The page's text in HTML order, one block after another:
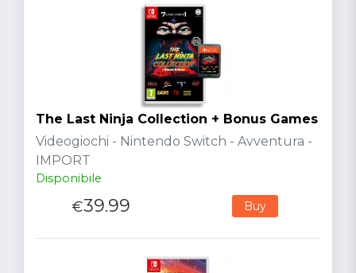
The Last Ninja Collection + Bonus Games
Videogiochi - Nintendo Switch - Avventura -
IMPORT
Disponibile
€39.99 Buy